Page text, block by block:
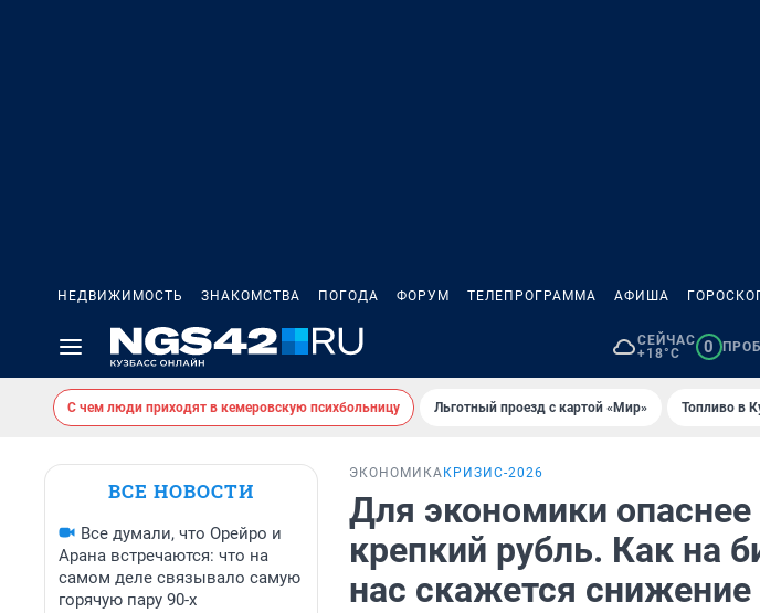
НЕДВИЖИМОСТЬ ЗНАКОМСТВА ПОГОДА ФОРУМ ТЕЛЕПРОГРАММА АФИША
СЕЙЧАС
+18°C
0
С чем люди приходят в кемеровскую психбольницу Льготный проезд с картой «Мир» Топливо в
ВСЕ НОВОСТИ
Все думали, что Орейро и
Арана встречаются: что на
самом деле связывало самую
горячую пару 90-х
ЭКОНОМИКА КРИЗИС-2026
Для экономики
крепкий рубль. Как на
нас скажется